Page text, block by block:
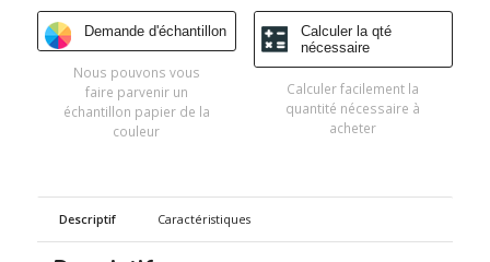
Demande d'échantillon
Nous pouvons vous
faire parvenir un
échantillon papier de la
couleur
Calculer la qté
nécessaire
Calculer facilement la
quantité nécessaire à
acheter
Descriptif Caractéristiques